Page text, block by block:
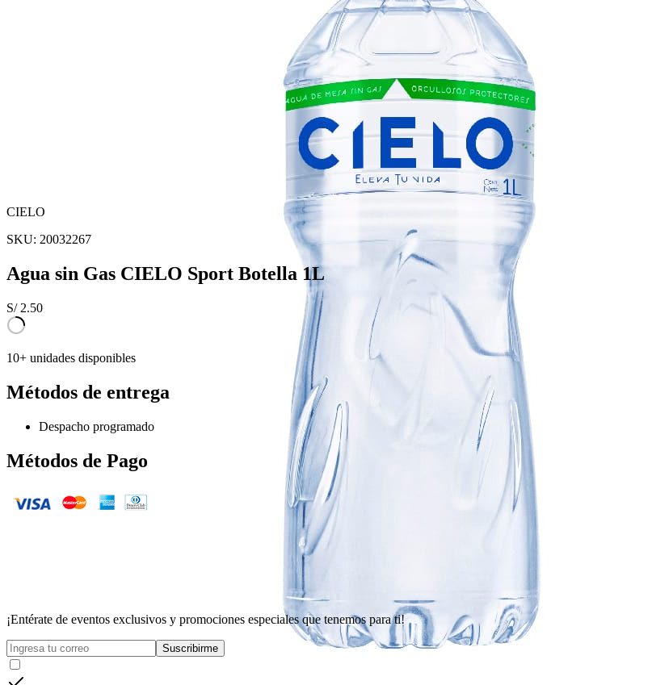
CIELO
SKU: 20032267
Agua sin Gas CIELO Sport Botella 1L
S/ 2.50
10+ unidades disponibles
Métodos de entrega
Despacho programado
Métodos de Pago
¡Entérate de eventos exclusivos y promociones especiales que tenemos para ti!
Suscribirme